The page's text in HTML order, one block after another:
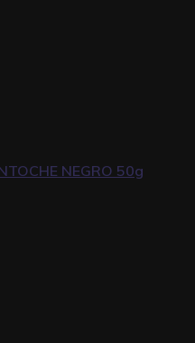
NEGRO 50g